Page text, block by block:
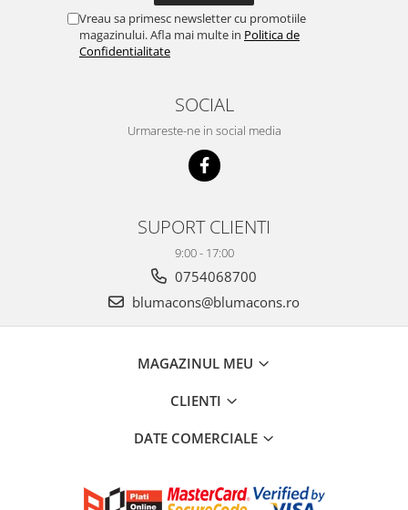
Vreau sa primesc newsletter cu promotiile
magazinului. Afla mai multe in Politica de
Confidentialitate
SOCIAL
Urmareste-ne in social media
SUPORT CLIENTI
9:00 - 17:00
0754068700
blumacons@blumacons.ro
MAGAZINUL MEU
CLIENTI
DATE COMERCIALE